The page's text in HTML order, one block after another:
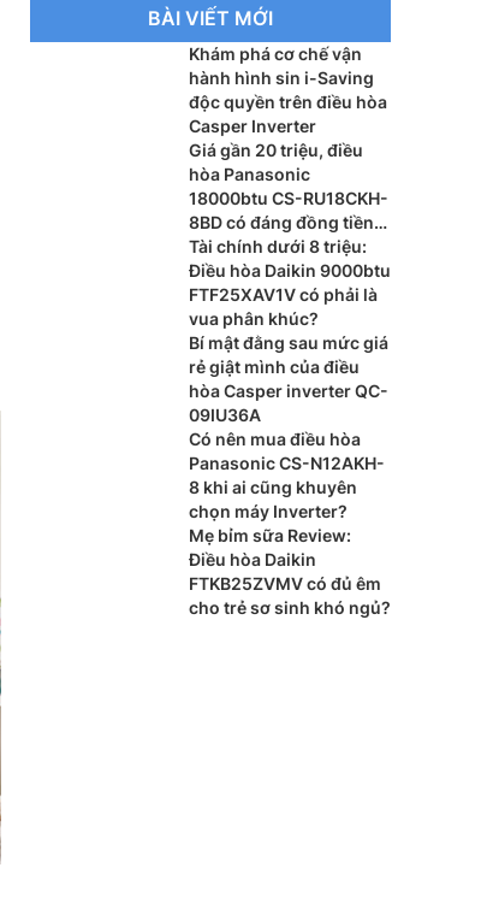
BÀI VIẾT MỚI
Khám phá cơ chế vận
hành hình sin i-Saving
độc quyền trên điều hòa
Casper Inverter
Giá gần 20 triệu, điều
hòa Panasonic
18000btu CS-RU18CKH-
8BD có đáng đồng tiền
bát gạo?
Tài chính dưới 8 triệu:
Điều hòa Daikin 9000btu
FTF25XAV1V có phải là
vua phân khúc?
Bí mật đằng sau mức giá
rẻ giật mình của điều
hòa Casper inverter QC-
09IU36A
Có nên mua điều hòa
Panasonic CS-N12AKH-
8 khi ai cũng khuyên
chọn máy Inverter?
Mẹ bỉm sữa Review:
Điều hòa Daikin
FTKB25ZVMV có đủ êm
cho trẻ sơ sinh khó ngủ?